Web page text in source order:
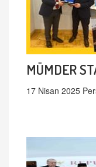
MÜMDER
17 Nisan 2025